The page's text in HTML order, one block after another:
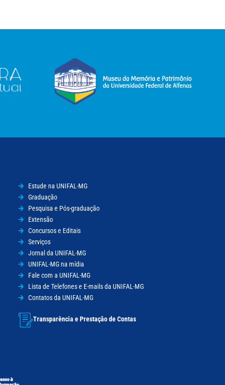
Estude na UNIFAL-MG
Graduação
Pesquisa e Pós-graduação
Extensão
Concursos e Editais
Serviços
Jornal da UNIFAL-MG
UNIFAL-MG na mídia
Fale com a UNIFAL-MG
Lista de Telefones e E-mails da UNIFAL-MG
Contatos da UNIFAL-MG
Transparência e Prestação de Contas